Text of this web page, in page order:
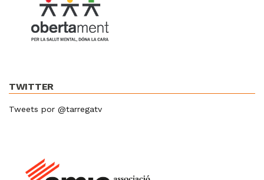
TWITTER
Tweets por @tarregatv